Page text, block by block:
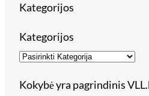
Kategorijos
Kategorijos
Kokybė yra pagrindinis